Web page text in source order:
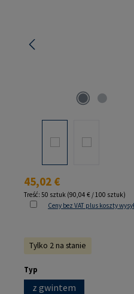
Cena regularna:
45,02 €
Treść: 50 sztuk (90,04 € / 100 sztuk)
Ceny bez VAT plus koszty
Tylko 2 na stanie
Wybierz
Typ
z gwintem